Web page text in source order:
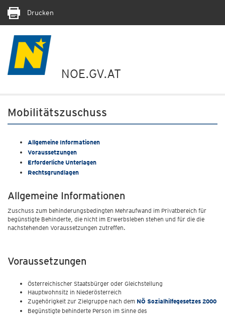
Drucken
NOE.GV.AT
Mobilitätszuschuss
Allgemeine Informationen
Voraussetzungen
Erforderliche Unterlagen
Rechtsgrundlagen
Allgemeine Informationen
Zuschuss zum behinderungsbedingten Mehraufwand im Privatbereich für
begünstigte Behinderte, die nicht im Erwerbsleben stehen und für die die
nachstehenden Voraussetzungen zutreffen.
Voraussetzungen
Österreichischer Staatsbürger oder Gleichstellung
Hauptwohnsitz in Niederösterreich
Zugehörigkeit zur Zielgruppe nach dem NÖ Sozialhilfegesetzes 2000
Begünstigte behinderte Person im Sinne des